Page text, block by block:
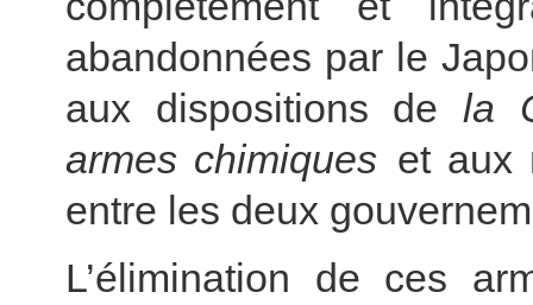
abandonnées par le
aux dispositions dela
armes chimiques et aux
entre les deux
L’élimination de ces